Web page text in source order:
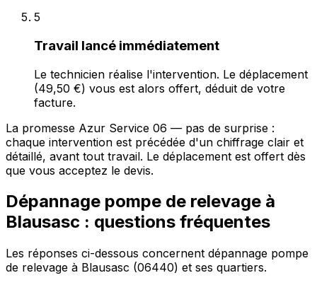
5
Travail lancé immédiatement
Le technicien réalise l'intervention. Le déplacement
(49,50 €) vous est alors offert, déduit de votre
facture.
La promesse Azur Service 06 — pas de surprise :
chaque intervention est précédée d'un chiffrage clair et
détaillé, avant tout travail. Le déplacement est offert dès
que vous acceptez le devis.
Dépannage pompe de relevage à
Blausasc : questions fréquentes
Les réponses ci-dessous concernent dépannage pompe
de relevage à Blausasc (06440) et ses quartiers.